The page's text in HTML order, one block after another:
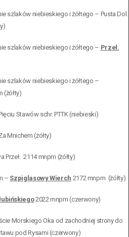
szlaków niebieskiego i żółtego – Pusta Dol.
szlaków niebieskiego i żółtego – Przeł.
szlaków niebieskiego i żółtego –
(żółty)
Stawów schr. PTTK (niebieski)
Mnichem (żółty)
Przeł. 2114 mnpm (żółty)
– Szpiglasowy Wierch 2172 mnpm (żółty)
2022 mnpm (czerwony)
Morskiego Oka od zachodniej strony do
pod Rysami (czerwony)